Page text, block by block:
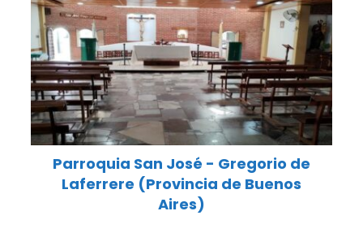
Parroquia San José - Gregorio de
Laferrere (Provincia de Buenos
Aires)